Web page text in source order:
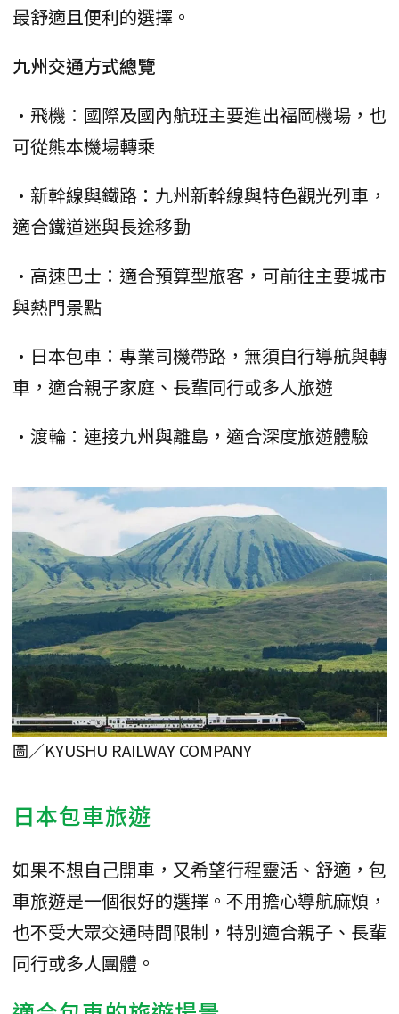
最舒適且便利的選擇。
九州交通方式總覽
•飛機：國際及國內航班主要進出福岡機場，也
可從熊本機場轉乘
•新幹線與鐵路：九州新幹線與特色觀光列車，
適合鐵道迷與長途移動
•高速巴士：適合預算型旅客，可前往主要城市
與熱門景點
•日本包車：專業司機帶路，無須自行導航與轉
車，適合親子家庭、長輩同行或多人旅遊
•渡輪：連接九州與離島，適合深度旅遊體驗
圖／KYUSHU RAILWAY COMPANY
日本包車旅遊
如果不想自己開車，又希望行程靈活、舒適，包
車旅遊是一個很好的選擇。不用擔心導航麻煩，
也不受大眾交通時間限制，特別適合親子、長輩
同行或多人團體。